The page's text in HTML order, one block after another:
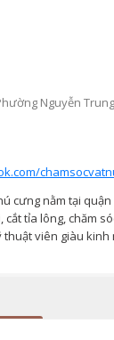
Nguyễn
cưng nằm tại
cắt tỉa lông, chăm
viên giàu kinh